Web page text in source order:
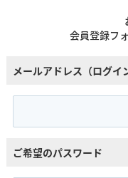
会員登録フ
メールアドレス（ログイ
ご希望のパスワード